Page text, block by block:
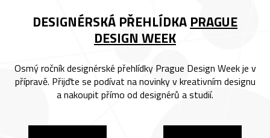
DESIGNÉRSKÁ PŘEHLÍDKA PRAGUE
DESIGN WEEK
Osmý ročník designérské přehlídky Prague Design Week je v
přípravě. Přijďte se podívat na novinky v kreativním designu
a nakoupit přímo od designérů a studií.